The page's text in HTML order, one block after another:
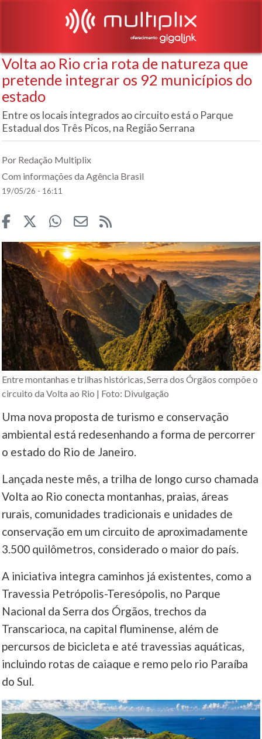
Volta ao Rio cria rota de natureza que
pretende integrar os 92 municípios do
estado
Entre os locais integrados ao circuito está o Parque
Estadual dos Três Picos, na Região Serrana
Por Redação Multiplix
Com informações da Agência Brasil
19/05/26 - 16:11
Entre montanhas e trilhas históricas, Serra dos Órgãos compõe o
circuito da Volta ao Rio | Foto: Divulgação
Uma nova proposta de turismo e conservação
ambiental está redesenhando a forma de percorrer
o estado do Rio de Janeiro.
Lançada neste mês, a trilha de longo curso chamada
Volta ao Rio conecta montanhas, praias, áreas
rurais, comunidades tradicionais e unidades de
conservação em um circuito de aproximadamente
3.500 quilômetros, considerado o maior do país.
A iniciativa integra caminhos já existentes, como a
Travessia Petrópolis-Teresópolis, no Parque
Nacional da Serra dos Órgãos, trechos da
Transcarioca, na capital fluminense, além de
percursos de bicicleta e até travessias aquáticas,
incluindo rotas de caiaque e remo pelo rio Paraíba
do Sul.